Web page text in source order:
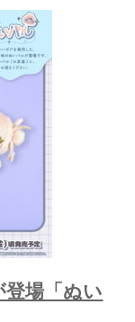
場「ぬい